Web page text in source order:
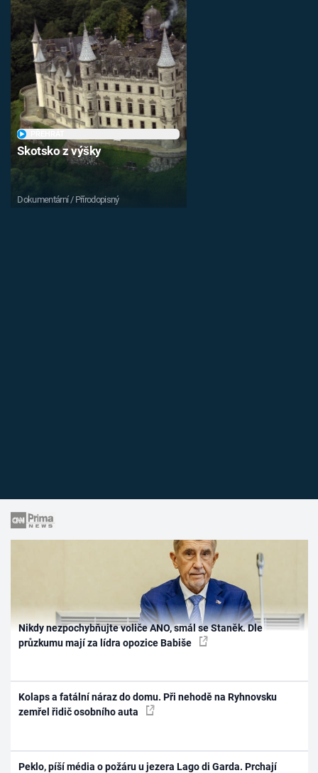
Skotsko z výšky
Dokumentární / Přírodopisný
Nikdy nezpochybňujte voliče ANO, smál se Staněk. Dle
průzkumu mají za lídra opozice Babiše
Kolaps a fatální náraz do domu. Při nehodě na Ryhnovsku
zemřel řidič osobního auta
Peklo, píší média o požáru u jezera Lago di Garda. Prchají